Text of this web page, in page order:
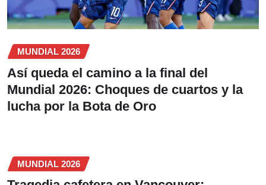
MUNDIAL 2026
Así queda el camino a la final del
Mundial 2026: Choques de cuartos y la
lucha por la Bota de Oro
MUNDIAL 2026